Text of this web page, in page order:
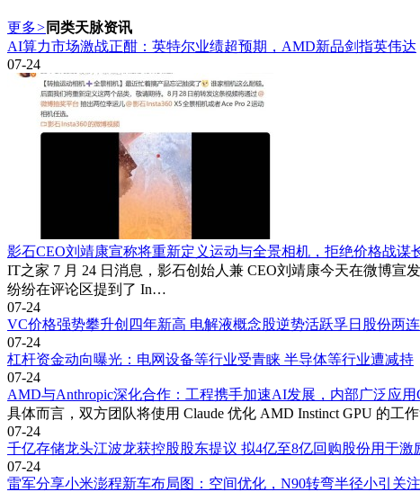
更多> 同类天脉资讯
AI算力市场激战正酣：英特尔业绩超预期，AMD新品剑指英伟达
07-24
影石CEO刘靖康宣称将重新定义运动与全景相机，拒绝价格战谋
IT之家 7 月 24 日消息，影石创始人兼 CEO刘靖康今天在微博
纷纷在评论区提到了 In…
07-24
VC价格强势攀升创四年新高 电解液概念股逆势活跃孚日股份两
07-24
杠杆资金动向曝光：电网设备等行业受青睐 半导体等行业遭减持
07-24
AMD与Anthropic深化合作：工程携手加速AI发展，内部广泛应用
具体而言，双方团队将使用 Claude 优化 AMD Instinct GPU 的
07-24
千亿存储龙头江波龙获控股股东提议 拟4亿至8亿回购股份用于激
07-24
雷军分享小米澎程新车布局图：空间优化，N90转弯半径小引关注